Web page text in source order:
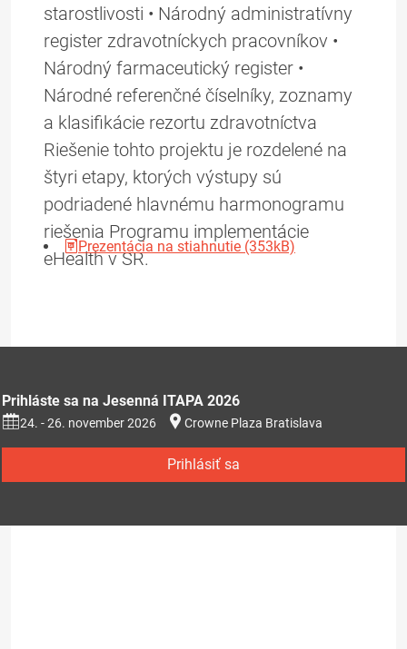
starostlivosti • Národný administratívny
register zdravotníckych pracovníkov •
Národný farmaceutický register •
Národné referenčné číselníky, zoznamy
a klasifikácie rezortu zdravotníctva
Riešenie tohto projektu je rozdelené na
štyri etapy, ktorých výstupy sú
podriadené hlavnému harmonogramu
riešenia Programu implementácie
eHealth v SR.
Prezentácia na stiahnutie (353kB)
Prihláste sa na Jesenná ITAPA 2026
24. - 26. november 2026 Crowne Plaza Bratislava
Prihlásiť sa